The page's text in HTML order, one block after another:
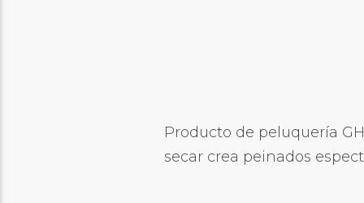
Producto de peluquería
secar crea peinados